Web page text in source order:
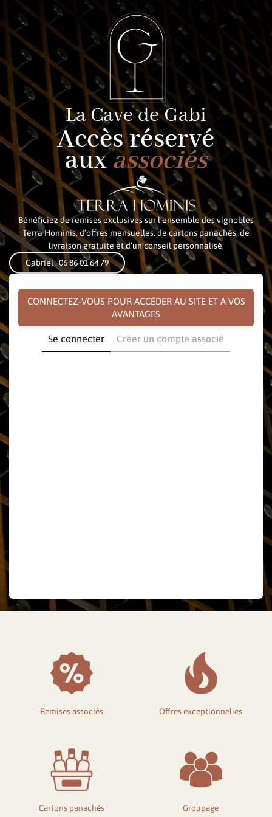
La Cave de Gabi
Accès réservé
auxassociés
Bénéficiez de remises exclusives sur l’ensemble des vignobles
Terra Hominis, d’offres mensuelles, de cartons panachés, de
livraison gratuite et d’un conseil personnalisé.
Gabriel : 06 86 01 64 79
CONNECTEZ-VOUS POUR ACCÉDER AU SITE ET À VOS
AVANTAGES
Se connecter Créer un compte associé
Remises associés Offres exceptionnelles
Cartons panachés Groupage